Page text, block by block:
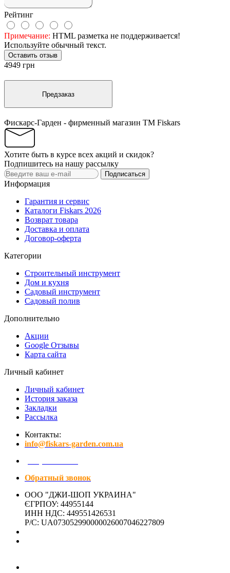
Рейтинг
Примечание: HTML разметка не поддерживается!
Используйте обычный текст.
Оставить отзыв
4949 грн
Предзаказ
Фискарс-Гарден - фирменный магазин TM Fiskars
Хотите быть в курсе всех акций и скидок?
Подпишитесь на нашу рассылку
Подписаться
Информация
Гарантия и сервис
Каталоги Fiskars 2026
Возврат товара
Доставка и оплата
Договор-оферта
Категории
Строительный инструмент
Дом и кухня
Садовый инструмент
Садовый полив
Дополнительно
Акции
Google Отзывы
Карта сайта
Личный кабинет
Личный кабинет
История заказа
Закладки
Рассылка
Контакты:
info@fiskars-garden.com.ua
Обратный звонок
ООО "ДЖИ-ШОП УКРАИНА"
ЄГРПОУ: 44955144
ИНН НДС: 449551426531
Р/С: UA073052990000026007046227809